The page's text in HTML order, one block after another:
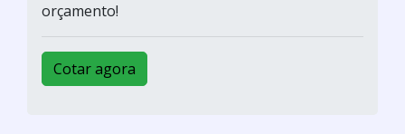
orçamento!
Cotar agora